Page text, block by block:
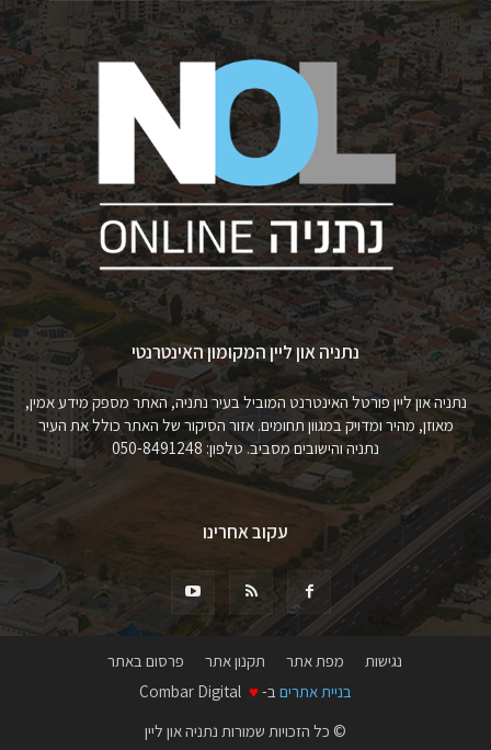
נתניה און ליין המקומון האינטרנטי
נתניה און ליין פורטל האינטרנט המוביל בעיר נתניה, האתר מספק מידע אמין,
מאוזן, מהיר ומדויק במגוון תחומים. אזור הסיקור של האתר כולל את העיר
נתניה והישובים מסביב. טלפון: 050-8491248
עקוב אחרינו
נגישות מפת אתר תקנון אתר
פרסום באתר
בניית אתרים ב- ♥
© כל הזכויות שמורות נתניה און ליין